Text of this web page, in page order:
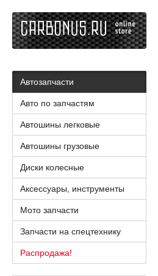
Автозапчасти
Авто по запчастям
Автошины легковые
Автошины грузовые
Диски колесные
Аксессуары, инструменты
Мото запчасти
Запчасти на спецтехнику
Распродажа!